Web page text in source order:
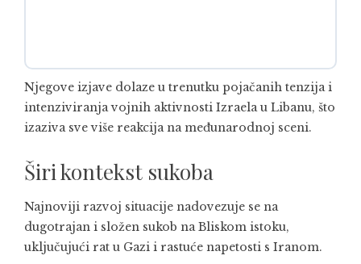
Njegove izjave dolaze u trenutku pojačanih tenzija i
intenziviranja vojnih aktivnosti Izraela u Libanu, što
izaziva sve više reakcija na međunarodnoj sceni.
Širi kontekst sukoba
Najnoviji razvoj situacije nadovezuje se na
dugotrajan i složen sukob na Bliskom istoku,
uključujući rat u Gazi i rastuće napetosti s Iranom.